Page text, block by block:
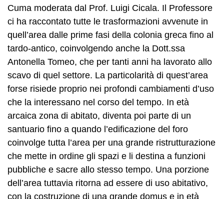
Cuma moderata dal Prof. Luigi Cicala. Il Professore
ci ha raccontato tutte le trasformazioni avvenute in
quell’area dalle prime fasi della colonia greca fino al
tardo-antico, coinvolgendo anche la Dott.ssa
Antonella Tomeo, che per tanti anni ha lavorato allo
scavo di quel settore. La particolarità di quest’area
forse risiede proprio nei profondi cambiamenti d’uso
che la interessano nel corso del tempo. In età
arcaica zona di abitato, diventa poi parte di un
santuario fino a quando l’edificazione del foro
coinvolge tutta l’area per una grande ristrutturazione
che mette in ordine gli spazi e li destina a funzioni
pubbliche e sacre allo stesso tempo. Una porzione
dell’area tuttavia ritorna ad essere di uso abitativo,
con la costruzione di una grande domus e in età